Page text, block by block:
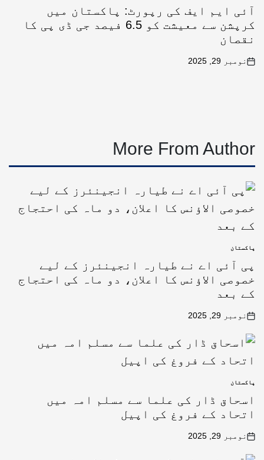
آئی ایم ایف کی رپورٹ: پاکستان میں
کرپشن سے معیشت کو 6.5 فیصد جی ڈی پی کا
نقصان
نومبر 29, 2025
More From Author
پاکستان
پی آئی اے نے طیارہ انجینئرز کے لیے
خصوصی الاؤنس کا اعلان، دو ماہ کی احتجاج
کے بعد
نومبر 29, 2025
پاکستان
اسحاق ڈار کی علما سے مسلم امہ میں
اتحاد کے فروغ کی اپیل
نومبر 29, 2025